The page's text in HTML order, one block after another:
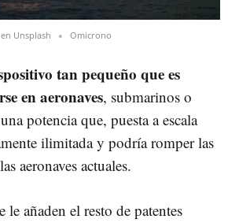
Unsplash Omicrono
tan pequeño que es
en aeronaves, submarinos o
potencia que, puesta a escala
ilimitada y podría romper las
aeronaves actuales.
le añaden el resto de patentes